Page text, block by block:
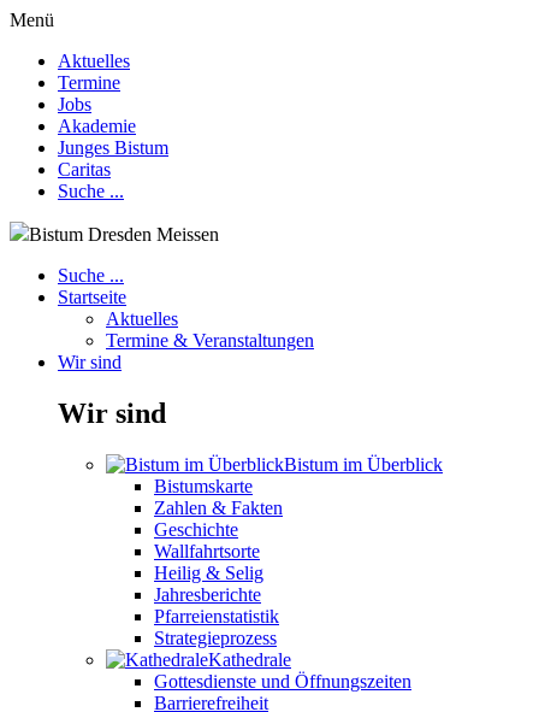
Menü
Aktuelles
Termine
Jobs
Akademie
Junges Bistum
Caritas
Suche ...
Bistum Dresden Meissen
Suche ...
Startseite
Aktuelles
Termine & Veranstaltungen
Wir sind
Wir sind
Bistum im Überblick
Bistumskarte
Zahlen & Fakten
Geschichte
Wallfahrtsorte
Heilig & Selig
Jahresberichte
Pfarreienstatistik
Strategieprozess
Kathedrale
Gottesdienste und Öffnungszeiten
Barrierefreiheit